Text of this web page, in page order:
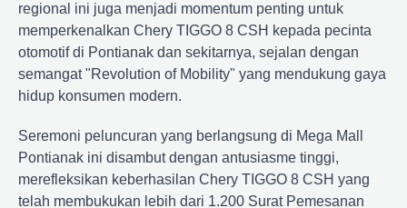
regional ini juga menjadi momentum penting untuk
memperkenalkan Chery TIGGO 8 CSH kepada pecinta
otomotif di Pontianak dan sekitarnya, sejalan dengan
semangat "Revolution of Mobility" yang mendukung gaya
hidup konsumen modern.
Seremoni peluncuran yang berlangsung di Mega Mall
Pontianak ini disambut dengan antusiasme tinggi,
merefleksikan keberhasilan Chery TIGGO 8 CSH yang
telah membukukan lebih dari 1.200 Surat Pemesanan